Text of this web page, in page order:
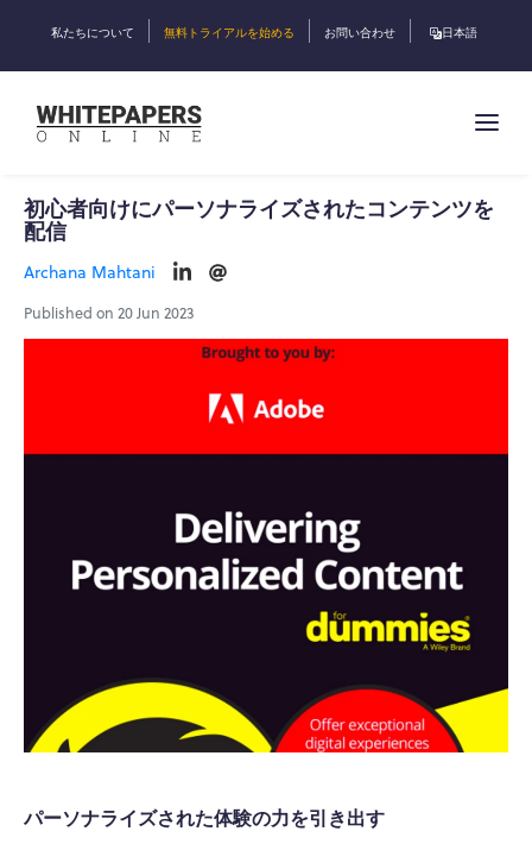
私たちについて 無料トライアルを始める お問い合わせ 日本語
初心者向けにパーソナライズされたコンテンツを
配信
Archana Mahtani
Published on 20 Jun 2023
パーソナライズされた体験の力を引き出す